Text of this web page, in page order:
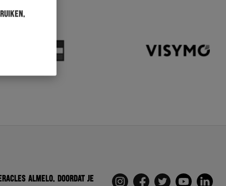
Almelo. Doordat je